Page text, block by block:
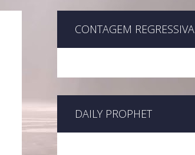
CONTAGEM REGRESSIVA
DAILY PROPHET